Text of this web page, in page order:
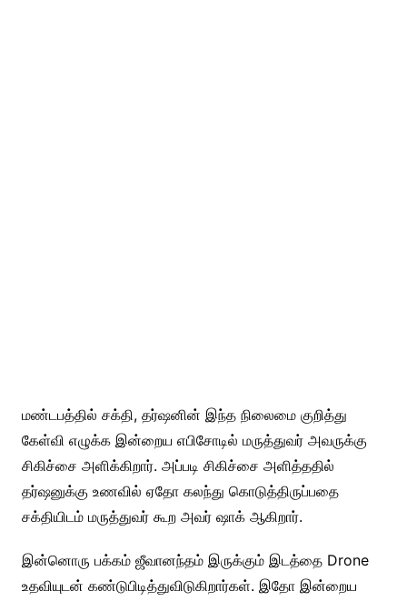
மண்டபத்தில் சக்தி, தர்ஷனின் இந்த நிலைமை குறித்து
கேள்வி எழுக்க இன்றைய எபிசோடில் மருத்துவர் அவருக்கு
சிகிச்சை அளிக்கிறார். அப்படி சிகிச்சை அளித்ததில்
தர்ஷனுக்கு உணவில் ஏதோ கலந்து கொடுத்திருப்பதை
சக்தியிடம் மருத்துவர் கூற அவர் ஷாக் ஆகிறார்.
இன்னொரு பக்கம் ஜீவானந்தம் இருக்கும் இடத்தை Drone
உதவியுடன் கண்டுபிடித்துவிடுகிறார்கள். இதோ இன்றைய